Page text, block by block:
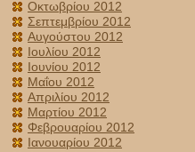
Οκτωβρίου 2012
Σεπτεμβρίου 2012
Αυγούστου 2012
Ιουλίου 2012
Ιουνίου 2012
Μαΐου 2012
Απριλίου 2012
Μαρτίου 2012
Φεβρουαρίου 2012
Ιανουαρίου 2012